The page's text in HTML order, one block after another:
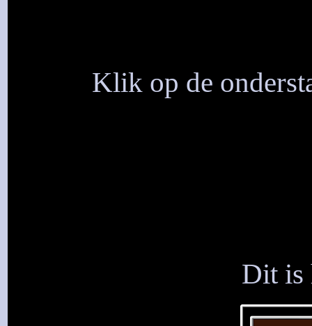
Klik op de
Dit is